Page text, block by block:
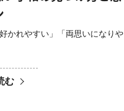
かれやすい」「両思いになりや
む